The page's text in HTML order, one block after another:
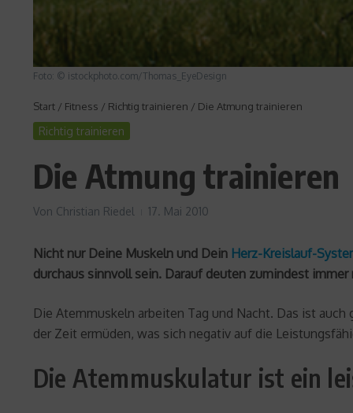
Foto: © istockphoto.com/Thomas_EyeDesign
Start / Fitness / Richtig trainieren / Die Atmung trainieren
Richtig trainieren
Die Atmung trainieren
Von Christian Riedel 17. Mai 2010
Nicht nur Deine Muskeln und Dein Herz-Kreislauf-
durchaus sinnvoll sein. Darauf deuten zumindest immer
Die Atemmuskeln arbeiten Tag und Nacht. Das ist
der Zeit ermüden, was sich negativ auf die
Die Atemmuskulatur ist ein